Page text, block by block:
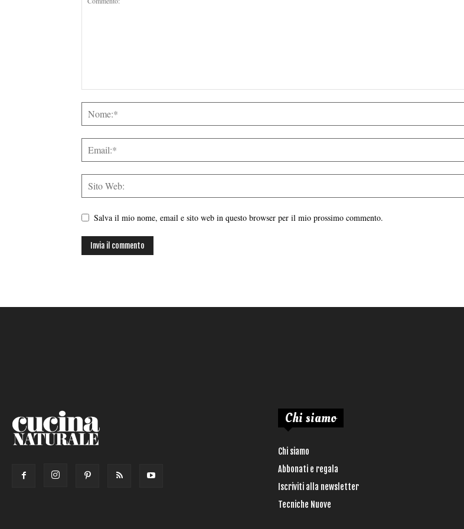
Salva il mio nome, email e sito web in questo browser per il mio prossimo commento.
Chi siamo
Chi siamo
Abbonati e regala
Iscriviti alla newsletter
Tecniche Nuove